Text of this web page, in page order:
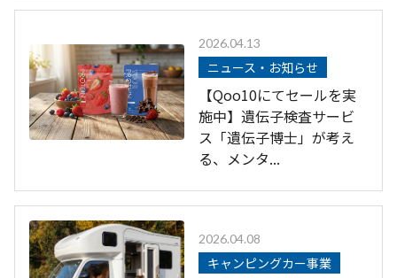
2026.04.13
ニュース・お知らせ
【Qoo10にてセールを実
施中】遺伝子検査サービ
ス「遺伝子博士」が考え
る、メンタ...
2026.04.08
キャンピングカー事業